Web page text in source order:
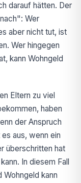
darauf hätten. Der
Wer
aber nicht tut, ist
Wer hingegen
kann Wohngeld
Eltern zu viel
haben
der Anspruch
aus, wenn ein
überschritten hat
In diesem Fall
Wohngeld kann